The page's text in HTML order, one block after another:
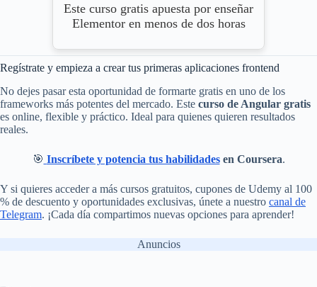
Este curso gratis apuesta por enseñar
Elementor en menos de dos horas
Regístrate y empieza a crear tus primeras aplicaciones frontend
No dejes pasar esta oportunidad de formarte gratis en uno de los
frameworks más potentes del mercado. Este curso de Angular gratis
es online, flexible y práctico. Ideal para quienes quieren resultados
reales.
🎯 Inscríbete y potencia tus habilidadesen Coursera.
Y si quieres acceder a más cursos gratuitos, cupones de Udemy al 100
% de descuento y oportunidades exclusivas, únete a nuestro canal de
Telegram. ¡Cada día compartimos nuevas opciones para aprender!
Anuncios